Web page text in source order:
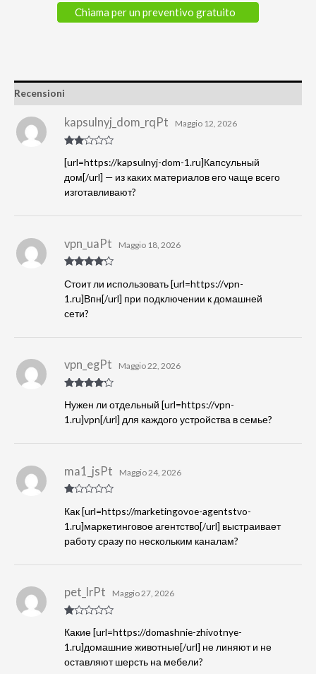
Chiama per un preventivo gratuito
Recensioni
ato 2
5
kapsulnyj_dom_rqPt Maggio 12, 2026
[url=https://kapsulnyj-dom-1.ru]Капсульный
дом[/url] — из каких материалов его чаще всего
изготавливают?
su 5
vpn_uaPt Maggio 18, 2026
Стоит ли использовать [url=https://vpn-
1.ru]Впн[/url] при подключении к домашней
сети?
su 5
vpn_egPt Maggio 22, 2026
Нужен ли отдельный [url=https://vpn-
1.ru]vpn[/url] для каждого устройства в семье?
lu
tat
o
1
s
5
ma1_jsPt Maggio 24, 2026
Как [url=https://marketingovoe-agentstvo-
1.ru]маркетинговое агентство[/url] выстраивает
работу сразу по нескольким каналам?
lu
tat
o
1
pet_lrPt Maggio 27, 2026
Какие [url=https://domashnie-zhivotnye-
1.ru]домашние животные[/url] не линяют и не
оставляют шерсть на мебели?